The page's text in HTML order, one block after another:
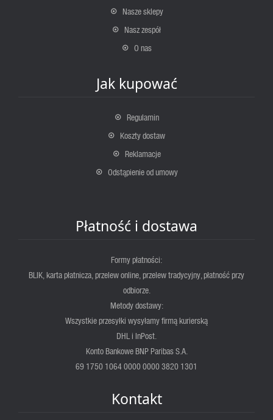
Nasze sklepy
Nasz zespół
O nas
Jak kupować
Regulamin
Koszty dostaw
Reklamacje
Odstąpienie od umowy
Płatność i dostawa
Formy płatności:
BLIK, karta płatnicza, przelew online, przelew tradycyjny, płatność przy
odbiorze.
Metody dostawy:
Wszystkie przesyłki wysyłamy firmą kurierską
DHL i InPost.
Konto Bankowe BNP Paribas S.A.
69 1750 1064 0000 0000 3820 1301
Kontakt